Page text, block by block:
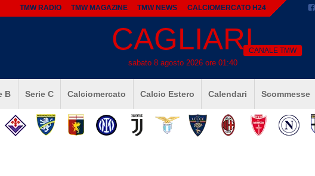
TMW RADIO TMW MAGAZINE TMW NEWS CALCIOMERCATO H24
CAGLIARI
sabato 8 agosto 2026 ore 01:40
CANALE TMW
B Serie C Calciomercato Calcio Estero Calendari Scommesse